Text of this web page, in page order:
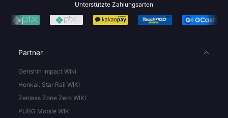
Unterstützte Zahlungsarten
Partner
Genshin Impact Wiki
Honkai: Star Rail WIKI
Zenless Zone Zero WIKI
PUBG Mobile WIKI